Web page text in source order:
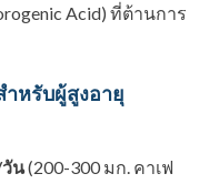
Acid) ที่ต้านการ
ำหรับผู้สูงอายุ
น(200-300 มก. คาเฟ